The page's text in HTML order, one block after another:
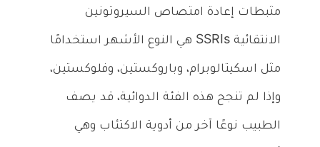
مثبطات إعادة امتصاص السيروتونين
الانتقائية SSRIs هي النوع الأشهر استخدامًا
مثل اسكيتالوبرام، وباروكستين، وفلوكستين،
وإذا لم تنجح هذه الفئة الدوائية، قد يصف
الطبيب نوعًا آخر من أدوية الاكتئاب وهي